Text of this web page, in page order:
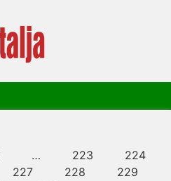
… 223
224
227 228
229